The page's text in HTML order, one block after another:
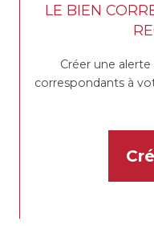
LE BIEN
Créer une
correspondants à